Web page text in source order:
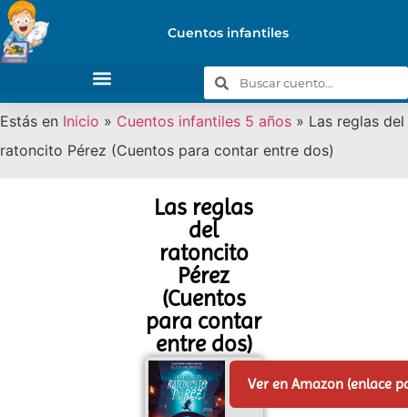
Cuentos infantiles
Estás en Inicio » Cuentos infantiles 5 años » Las reglas del
ratoncito Pérez (Cuentos para contar entre dos)
Las reglas
del
ratoncito
Pérez
(Cuentos
para contar
entre dos)
Ver en Amazon (enlace